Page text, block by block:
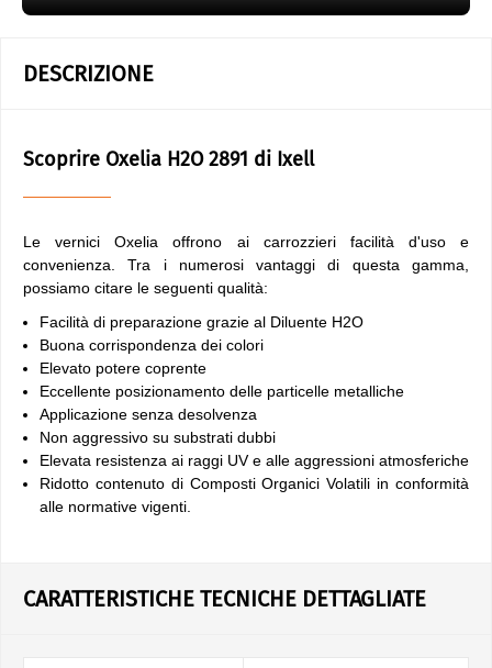
DESCRIZIONE
Scoprire Oxelia H2O 2891 di Ixell
Le vernici Oxelia offrono ai carrozzieri facilità d'uso e
convenienza. Tra i numerosi vantaggi di questa gamma,
possiamo citare le seguenti qualità:
Facilità di preparazione grazie al Diluente H2O
Buona corrispondenza dei colori
Elevato potere coprente
Eccellente posizionamento delle particelle metalliche
Applicazione senza desolvenza
Non aggressivo su substrati dubbi
Elevata resistenza ai raggi UV e alle aggressioni atmosferiche
Ridotto contenuto di Composti Organici Volatili in conformità
alle normative vigenti.
CARATTERISTICHE TECNICHE DETTAGLIATE